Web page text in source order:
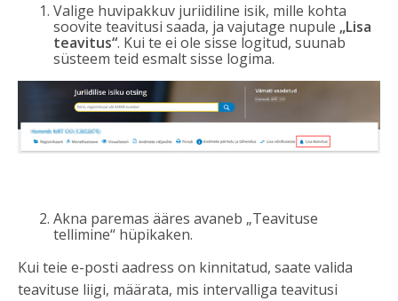
Valige huvipakkuv juriidiline isik, mille kohta
soovite teavitusi saada, ja vajutage nupule „Lisa
teavitus“. Kui te ei ole sisse logitud, suunab
süsteem teid esmalt sisse logima.
Akna paremas ääres avaneb „Teavituse
tellimine“ hüpikaken.
Kui teie e-posti aadress on kinnitatud, saate valida
teavituse liigi, määrata, mis intervalliga teavitusi